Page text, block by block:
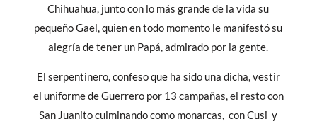
Chihuahua, junto con lo más grande de la vida su
pequeño Gael, quien en todo momento le manifestó su
alegría de tener un Papá, admirado por la gente.
El serpentinero, confeso que ha sido una dicha, vestir
el uniforme de Guerrero por 13 campañas, el resto con
San Juanito culminando como monarcas, con Cusi y